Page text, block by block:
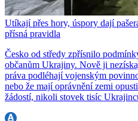
Utíkají přes hory, úspory dají
přísná pravidla
Česko od středy zpřísnilo
občanům Ukrajiny. Nově ji
práva podléhají vojenským
nebo že mají oprávnění zemi
žádostí, nikoli stovek tisíc